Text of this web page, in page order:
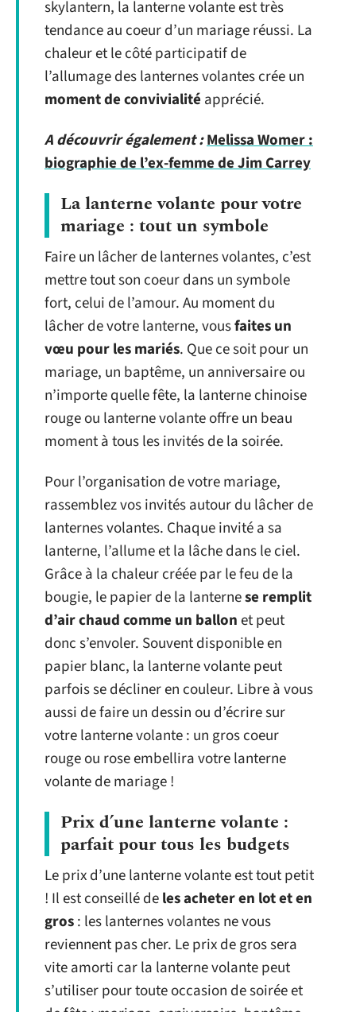
skylantern, la lanterne volante est très
tendance au coeur d’un mariage réussi. La
chaleur et le côté participatif de
l’allumage des lanternes volantes crée un
moment de convivialité apprécié.
A découvrir également :Melissa Womer :
biographie de l’ex-femme de Jim Carrey
La lanterne volante pour votre
mariage : tout un symbole
Faire un lâcher de lanternes volantes, c’est
mettre tout son coeur dans un symbole
fort, celui de l’amour. Au moment du
lâcher de votre lanterne, vousfaites un
vœu pour les mariés. Que ce soit pour un
mariage, un baptême, un anniversaire ou
n’importe quelle fête, la lanterne chinoise
rouge ou lanterne volante offre un beau
moment à tous les invités de la soirée.
Pour l’organisation de votre mariage,
rassemblez vos invités autour du lâcher de
lanternes volantes. Chaque invité a sa
lanterne, l’allume et la lâche dans le ciel.
Grâce à la chaleur créée par le feu de la
bougie, le papier de la lanternese remplit
d’air chaud comme un ballonet peut
donc s’envoler. Souvent disponible en
papier blanc, la lanterne volante peut
parfois se décliner en couleur. Libre à vous
aussi de faire un dessin ou d’écrire sur
votre lanterne volante : un gros coeur
rouge ou rose embellira votre lanterne
volante de mariage !
Prix d’une lanterne volante :
parfait pour tous les budgets
Le prix d’une lanterne volante est tout petit
! Il est conseillé deles acheter en lot et en
gros: les lanternes volantes ne vous
reviennent pas cher. Le prix de gros sera
vite amorti car la lanterne volante peut
s’utiliser pour toute occasion de soirée et